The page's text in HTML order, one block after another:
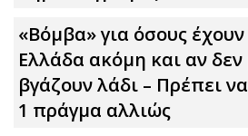
«Βόμβα» για όσους έχουν
Ελλάδα ακόμη και αν
βγάζουν λάδι – Πρέπει
1 πράγμα αλλιώς